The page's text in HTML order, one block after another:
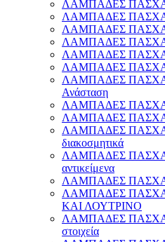
ΛΑΜΠΑΔΕΣ
ΛΑΜΠΑΔΕΣ
ΛΑΜΠΑΔΕΣ
ΛΑΜΠΑΔΕΣ
ΛΑΜΠΑΔΕΣ
ΛΑΜΠΑΔΕΣ
ΛΑΜΠΑΔΕΣ
Ανάσταση
ΛΑΜΠΑΔΕΣ
ΛΑΜΠΑΔΕΣ
ΛΑΜΠΑΔΕΣ
διακοσμητικά
ΛΑΜΠΑΔΕΣ
αντικείμενα
ΛΑΜΠΑΔΕΣ
ΛΑΜΠΑΔΕΣ
ΚΑΙ ΛΟΥΤΡΙΝΟ
ΛΑΜΠΑΔΕΣ
στοιχεία